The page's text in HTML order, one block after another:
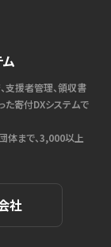
支援者管理、領収書
た寄付DXシステムで
体まで、3,000以上
社